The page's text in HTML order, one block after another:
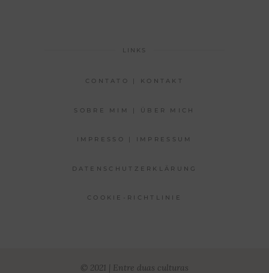
LINKS
CONTATO | KONTAKT
SOBRE MIM | ÜBER MICH
IMPRESSO | IMPRESSUM
DATENSCHUTZERKLÄRUNG
COOKIE-RICHTLINIE
© 2021 | Entre duas culturas